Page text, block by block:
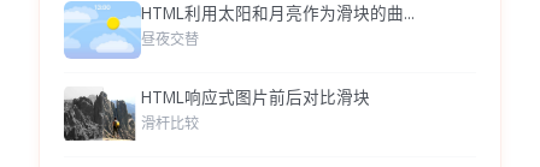
HTML利用太阳和月亮作为滑块的曲...
昼夜交替
HTML响应式图片前后对比滑块
滑杆比较